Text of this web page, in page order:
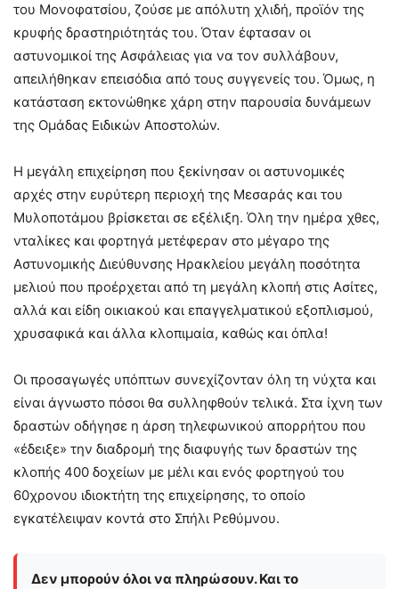
του Μονοφατσίου, ζούσε με απόλυτη χλιδή, προϊόν της
κρυφής δραστηριότητάς του. Όταν έφτασαν οι
αστυνομικοί της Ασφάλειας για να τον συλλάβουν,
απειλήθηκαν επεισόδια από τους συγγενείς του. Όμως, η
κατάσταση εκτονώθηκε χάρη στην παρουσία δυνάμεων
της Ομάδας Ειδικών Αποστολών.
Η μεγάλη επιχείρηση που ξεκίνησαν οι αστυνομικές
αρχές στην ευρύτερη περιοχή της Μεσαράς και του
Μυλοποτάμου βρίσκεται σε εξέλιξη. Όλη την ημέρα χθες,
νταλίκες και φορτηγά μετέφεραν στο μέγαρο της
Αστυνομικής Διεύθυνσης Ηρακλείου μεγάλη ποσότητα
μελιού που προέρχεται από τη μεγάλη κλοπή στις Ασίτες,
αλλά και είδη οικιακού και επαγγελματικού εξοπλισμού,
χρυσαφικά και άλλα κλοπιμαία, καθώς και όπλα!
Οι προσαγωγές υπόπτων συνεχίζονταν όλη τη νύχτα και
είναι άγνωστο πόσοι θα συλληφθούν τελικά. Στα ίχνη των
δραστών οδήγησε η άρση τηλεφωνικού απορρήτου που
«έδειξε» την διαδρομή της διαφυγής των δραστών της
κλοπής 400 δοχείων με μέλι και ενός φορτηγού του
60χρονου ιδιοκτήτη της επιχείρησης, το οποίο
εγκατέλειψαν κοντά στο Σπήλι Ρεθύμνου.
Δεν μπορούν όλοι να πληρώσουν. Και το